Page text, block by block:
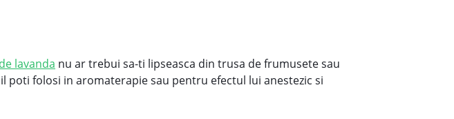
lavanda nu ar trebui sa-ti lipseasca din trusa de frumusete sau
folosi in aromaterapie sau pentru efectul lui anestezic si